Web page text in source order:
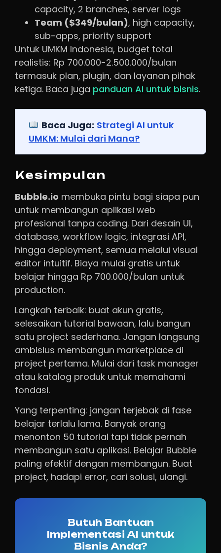
capacity, 2 branches, server logs
Team ($349/bulan), high capacity,
sub-apps, priority support
Untuk UMKM Indonesia, budget total
realistis: Rp 700.000-2.500.000/bulan
termasuk plan, plugin, dan layanan pihak
ketiga. Baca juga panduan AI untuk bisnis.
Baca Juga: Strategi AI untuk
UMKM: Mulai dari Mana?
Kesimpulan
Bubble.io membuka pintu bagi siapa pun
untuk membangun aplikasi web
profesional tanpa coding. Dari desain UI,
database, workflow logic, integrasi API,
hingga deployment, semua melalui visual
editor intuitif. Biaya mulai gratis untuk
belajar hingga Rp 700.000/bulan untuk
production.
Langkah terbaik: buat akun gratis,
selesaikan tutorial bawaan, lalu bangun
satu project sederhana. Jangan langsung
ambisius membangun marketplace di
project pertama. Mulai dari task manager
atau katalog produk untuk memahami
fondasi.
Yang terpenting: jangan terjebak di fase
belajar terlalu lama. Banyak orang
menonton 50 tutorial tapi tidak pernah
membangun satu aplikasi. Belajar Bubble
paling efektif dengan membangun. Buat
project, hadapi error, cari solusi, ulangi.
Butuh Bantuan
Implementasi AI untuk
Bisnis Anda?